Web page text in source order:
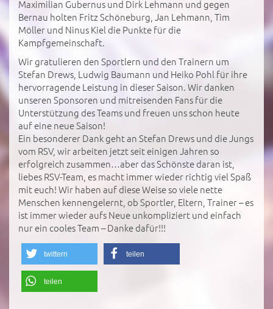
Maximilian Gubernus und Dirk Lehmann und gegen
Bernau holten Fritz Schöneburg, Jan Lehmann, Tim
Möller und Ninus Kiel die Punkte für die
Kampfgemeinschaft.
Wir gratulieren den Sportlern und den Trainern um
Stefan Drews, Ludwig Baumann und Heiko Pohl für ihre
hervorragende Leistung in dieser Saison. Wir danken
unseren Sponsoren und mitreisenden Fans für die
Unterstützung des Teams und freuen uns schon heute
auf eine neue Saison!
Ein besonderer Dank geht an Stefan Drews und die Jungs
vom RSV, wir arbeiten jetzt seit einigen Jahren so
erfolgreich zusammen…aber das Schönste daran ist,
liebes RSV-Team, es macht immer wieder richtig viel Spaß
mit euch! Wir haben auf diese Weise so viele nette
Menschen kennengelernt, ob Sportler, Eltern, Trainer – es
ist immer wieder aufs Neue unkompliziert und einfach
nur ein cooles Team – Danke dafür!!!
twittern teilen
teilen